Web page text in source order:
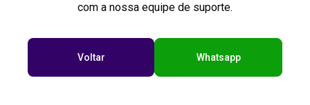
com a nossa equipe de suporte.
Voltar Whatsapp